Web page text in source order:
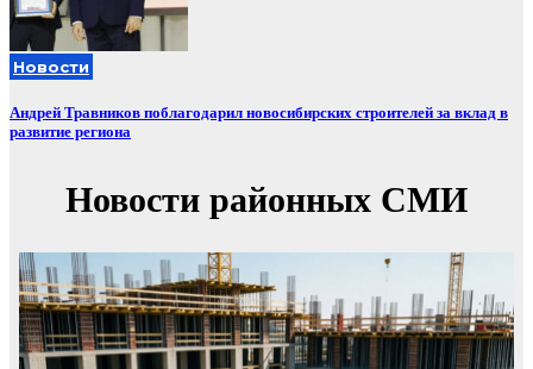
Новости
Андрей Травников поблагодарил новосибирских строителей за вклад в
развитие региона